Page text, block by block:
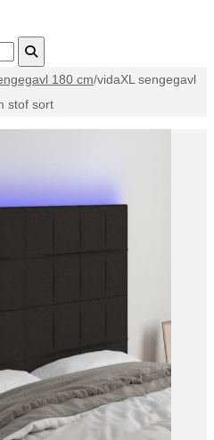
180 cm/vidaXL sengegavl
stof sort